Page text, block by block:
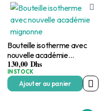
Bouteille isotherme avec
nouvelle académie
mignonne
130,00 Dhs
IN STOCK
Ajouter au panier